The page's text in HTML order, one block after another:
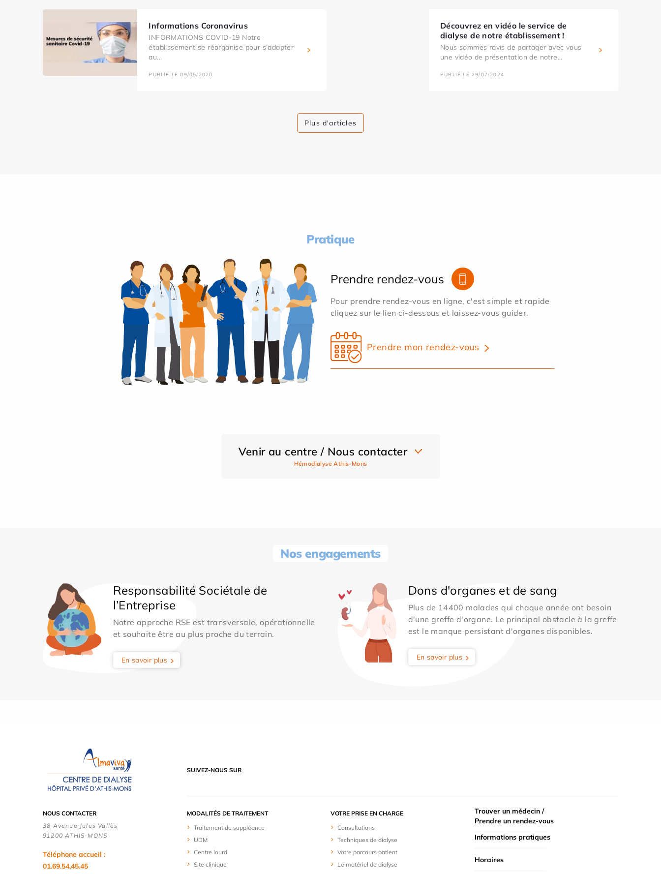
Informations Coronavirus
INFORMATIONS COVID-19 Notre
établissement se réorganise pour s’adapter
au...
PUBLIÉ LE 09/05/2020
Découvrez en vidéo le service de
dialyse de notre établissement !
Nous sommes ravis de partager avec vous
une vidéo de présentation de notre...
PUBLIÉ LE 29/07/2024
Plus d'articles
Pratique
Prendre rendez-vous
Pour prendre rendez-vous en ligne, c'est simple et rapide
cliquez sur le lien ci-dessous et laissez-vous guider.
Prendre mon rendez-vous
Venir au centre / Nous contacter
Hémodialyse Athis-Mons
Nos engagements
Responsabilité Sociétale de
l’Entreprise
Notre approche RSE est transversale, opérationnelle
et souhaite être au plus proche du terrain.
En savoir plus
Dons d'organes et de sang
Plus de 14400 malades qui chaque année ont besoin
d'une greffe d'organe. Le principal obstacle à la greffe
est le manque persistant d'organes disponibles.
En savoir plus
SUIVEZ-NOUS SUR
NOUS CONTACTER
38 Avenue Jules Vallès
91200 ATHIS-MONS
Téléphone accueil :
01.69.54.45.45
MODALITÉS DE TRAITEMENT
Traitement de suppléance
UDM
Centre lourd
Site clinique
VOTRE PRISE EN CHARGE
Consultations
Techniques de dialyse
Votre parcours patient
Le matériel de dialyse
Trouver un médecin /
Prendre un rendez-vous
Informations pratiques
Horaires